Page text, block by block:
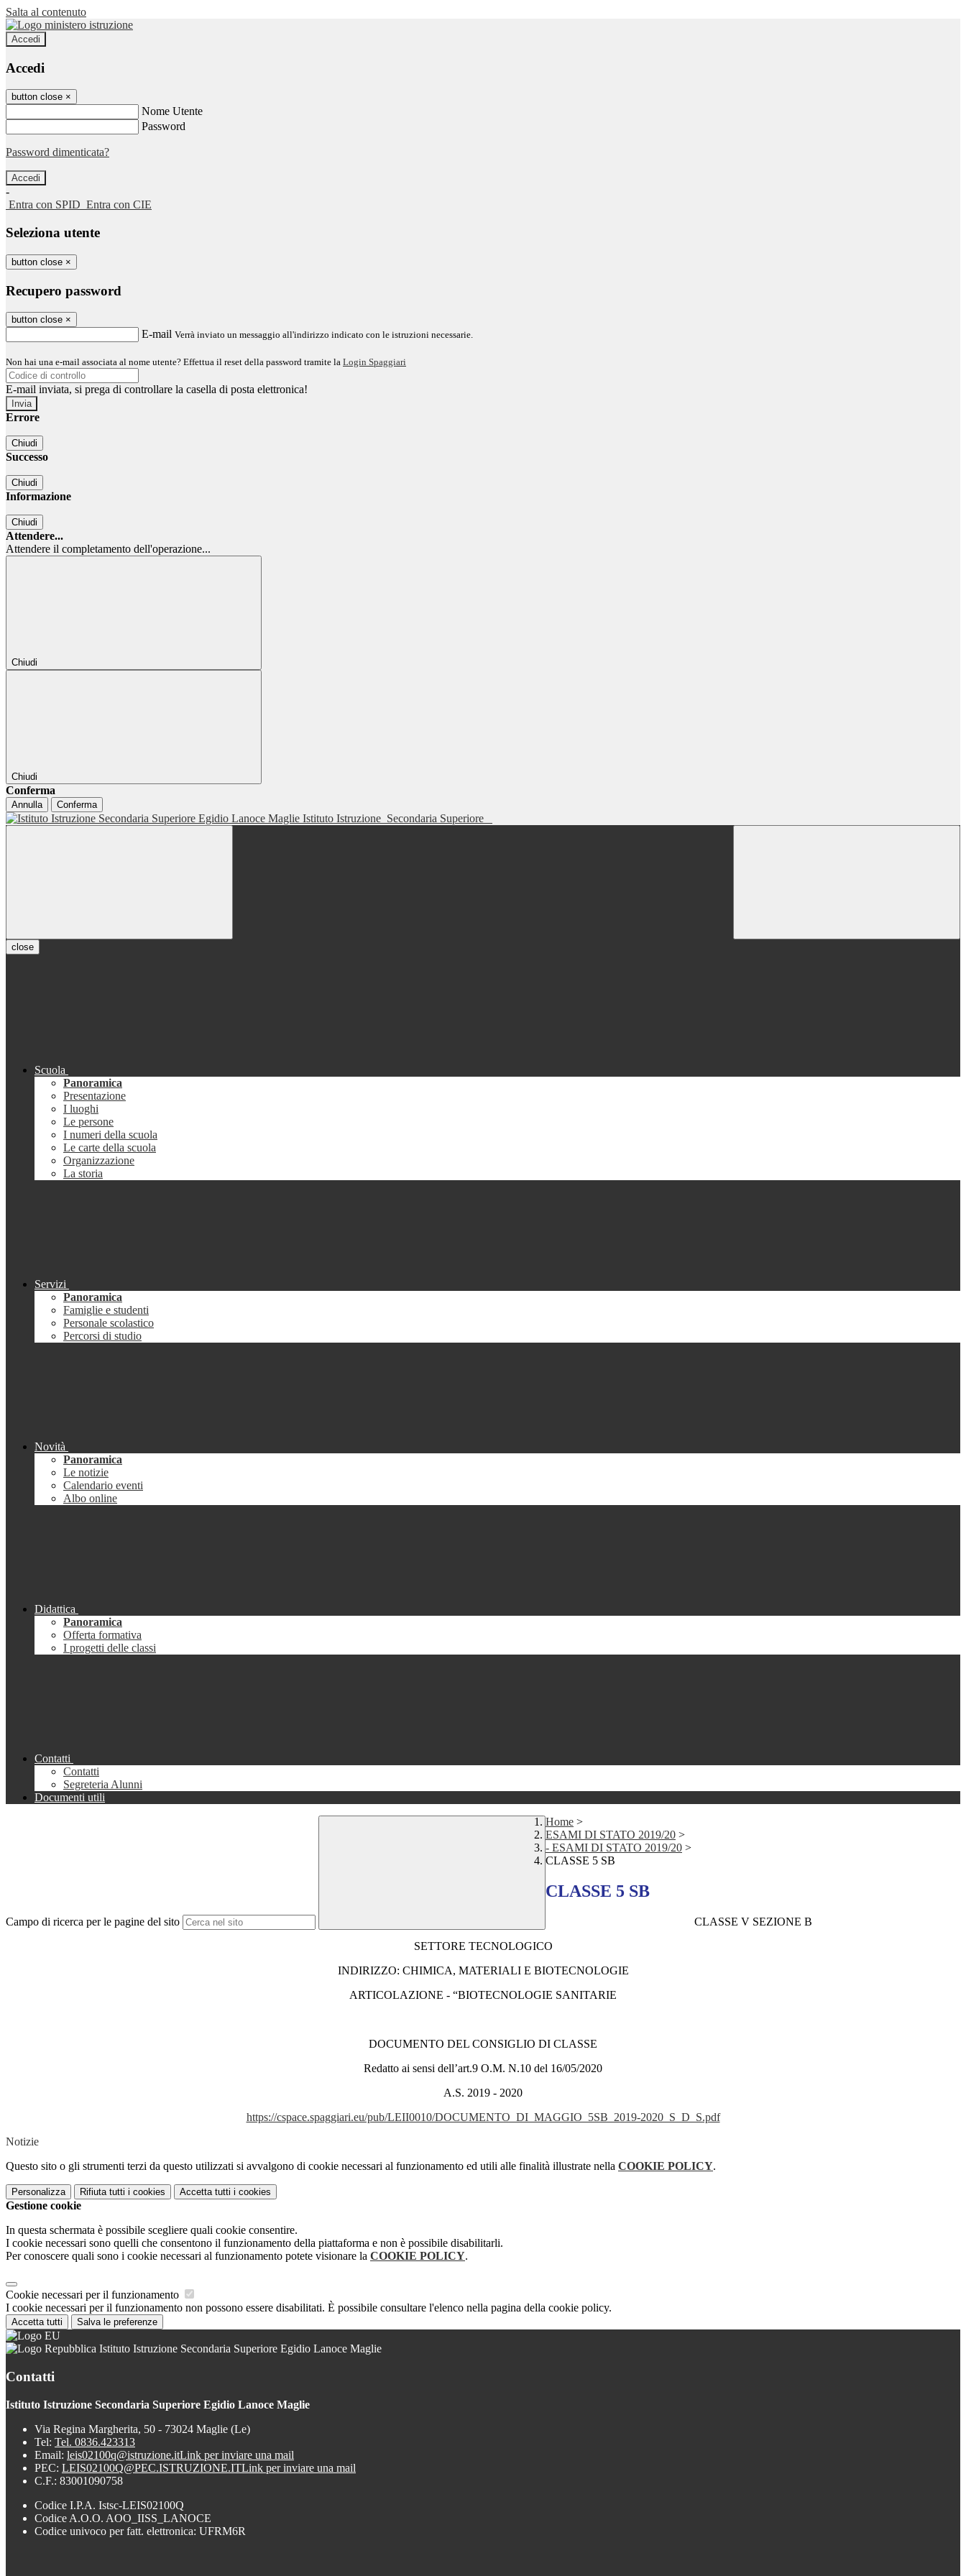
Salta al contenuto
Accedi
Accedi
button close ×
Nome Utente
Password
Password dimenticata?
-
Entra con SPID Entra con CIE
Seleziona utente
button close ×
Recupero password
button close ×
E-mail Verrà inviato un messaggio all'indirizzo indicato con le istruzioni necessarie.
Non hai una e-mail associata al nome utente? Effettua il reset della password tramite la Login Spaggiari
E-mail inviata, si prega di controllare la casella di posta elettronica!
Errore
Chiudi
Successo
Chiudi
Informazione
Chiudi
Attendere...
Attendere il completamento dell'operazione...
Chiudi
Chiudi
Conferma
Annulla Conferma
Istituto Istruzione Secondaria Superiore
close
Scuola
Panoramica
Presentazione
I luoghi
Le persone
I numeri della scuola
Le carte della scuola
Organizzazione
La storia
Servizi
Panoramica
Famiglie e studenti
Personale scolastico
Percorsi di studio
Novità
Panoramica
Le notizie
Calendario eventi
Albo online
Didattica
Panoramica
Offerta formativa
I progetti delle classi
Contatti
Contatti
Segreteria Alunni
Documenti utili
Campo di ricerca per le pagine del sito
Home >
ESAMI DI STATO 2019/20 >
- ESAMI DI STATO 2019/20 >
CLASSE 5 SB
CLASSE 5 SB
CLASSE V SEZIONE B
SETTORE TECNOLOGICO
INDIRIZZO: CHIMICA, MATERIALI E BIOTECNOLOGIE
ARTICOLAZIONE - “BIOTECNOLOGIE SANITARIE
DOCUMENTO DEL CONSIGLIO DI CLASSE
Redatto ai sensi dell’art.9 O.M. N.10 del 16/05/2020
A.S. 2019 - 2020
https://cspace.spaggiari.eu/pub/LEII0010/DOCUMENTO_DI_MAGGIO_5SB_2019-2020_S_D_S.pdf
Notizie
Questo sito o gli strumenti terzi da questo utilizzati si avvalgono di cookie necessari al funzionamento ed utili alle finalità illustrate nella COOKIE POLICY.
Personalizza Rifiuta tutti i cookies Accetta tutti i cookies
Gestione cookie
In questa schermata è possibile scegliere quali cookie consentire.
I cookie necessari sono quelli che consentono il funzionamento della piattaforma e non è possibile disabilitarli.
Per conoscere quali sono i cookie necessari al funzionamento potete visionare la COOKIE POLICY.
Cookie necessari per il funzionamento
I cookie necessari per il funzionamento non possono essere disabilitati. È possibile consultare l'elenco nella pagina della cookie policy.
Accetta tutti Salva le preferenze
Istituto Istruzione Secondaria Superiore Egidio Lanoce Maglie
Contatti
Istituto Istruzione Secondaria Superiore Egidio Lanoce Maglie
Via Regina Margherita, 50 - 73024 Maglie (Le)
Tel: Tel. 0836.423313
Email: leis02100q@istruzione.itLink per inviare una mail
PEC: LEIS02100Q@PEC.ISTRUZIONE.ITLink per inviare una mail
C.F.: 83001090758
Codice I.P.A. Istsc-LEIS02100Q
Codice A.O.O. AOO_IISS_LANOCE
Codice univoco per fatt. elettronica: UFRM6R